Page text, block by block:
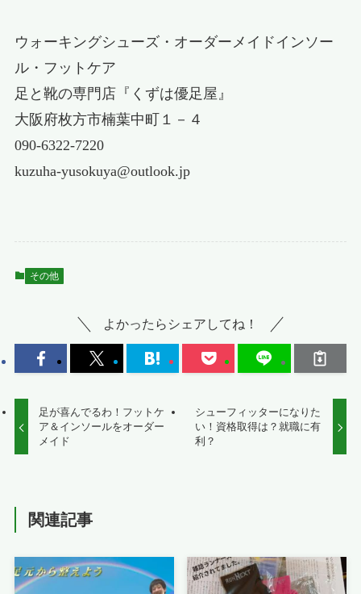
ウォーキングシューズ・オーダーメイドインソー
ル・フットケア
足と靴の専門店『くずは優足屋』
大阪府枚方市楠葉中町１－４
090-6322-7220
kuzuha-yusokuya@outlook.jp
その他
よかったらシェアしてね！
足が喜んでるわ！フットケ
ア＆インソールをオーダー
メイド
シューフィッターになりた
い！資格取得は？就職に有
利？
関連記事